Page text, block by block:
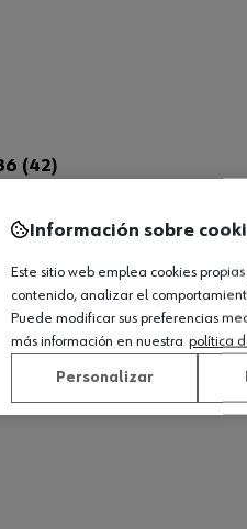
(42)
Información sobre
Este sitio web emplea cookies
contenido, analizar el
Puede modificar sus preferencias
más información en nuestra política
Personalizar